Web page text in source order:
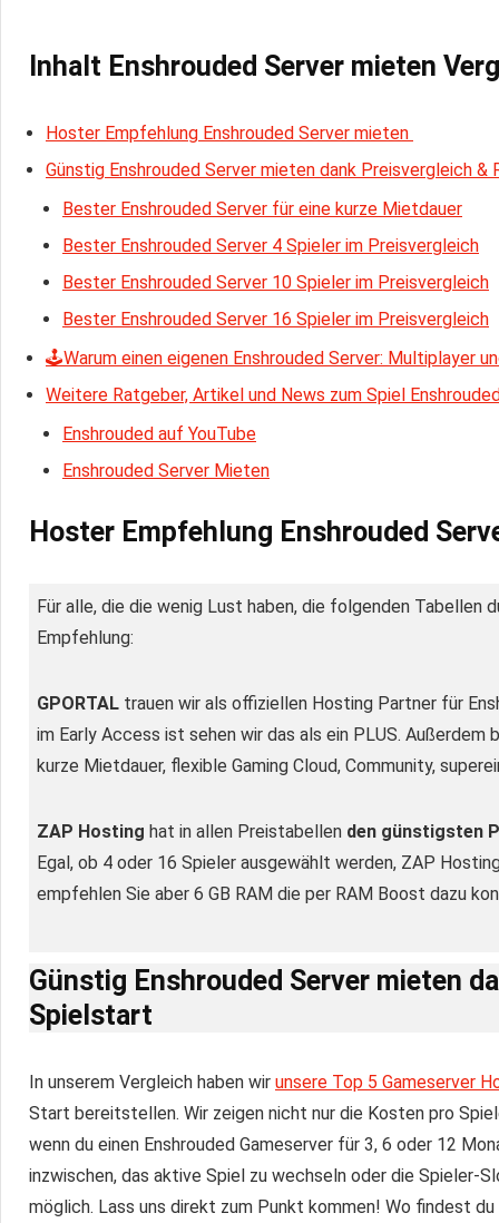
Inhalt Enshrouded Server mieten
Hoster Empfehlung Enshrouded Server mieten
Günstig Enshrouded Server mieten dank Preisvergleich
Bester Enshrouded Server für eine kurze Mietdauer
Bester Enshrouded Server 4 Spieler im Preisvergleich
Bester Enshrouded Server 10 Spieler im Preisvergleich
Bester Enshrouded Server 16 Spieler im Preisvergleich
🕹Warum einen eigenen Enshrouded Server: Multiplayer
Weitere Ratgeber, Artikel und News zum Spiel
Enshrouded auf YouTube
Enshrouded Server Mieten
Hoster Empfehlung Enshrouded
Für alle, die die wenig Lust haben, die folgenden Tabellen
Empfehlung:
GPORTAL trauen wir als offiziellen Hosting Partner für
im Early Access ist sehen wir das als ein PLUS. Außerdem
kurze Mietdauer, flexible Gaming Cloud, Community,
ZAP Hosting hat in allen Preistabellen den günstigsten
Egal, ob 4 oder 16 Spieler ausgewählt werden, ZAP
empfehlen Sie aber 6 GB RAM die per RAM Boost dazu
Günstig Enshrouded Server mieten
Spielstart
In unserem Vergleich haben wir unsere Top 5 Gameserver
Start bereitstellen. Wir zeigen nicht nur die Kosten pro
wenn du einen Enshrouded Gameserver für 3, 6 oder 12
inzwischen, das aktive Spiel zu wechseln oder die Spieler-
möglich. Lass uns direkt zum Punkt kommen! Wo findest